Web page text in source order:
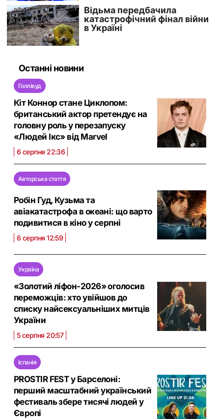
Останні новини
Голлівуд
Кіт Коннор стане Циклопом:
британський актор претендує на
головну роль у перезапуску
«Людей Ікс» від Marvel
6 серпня 22:36
Авторська стаття
Робін Гуд, Кузьма та
авіакатастрофа в океані: що варто
подивитися в кіно у серпні
6 серпня 12:59
Україна
«Золотий ліфон-2026» оголосив
переможців: хто увійшов до
списку найсексуальніших митців
України
5 серпня 20:57
Іспанія
PROSTIR FEST у Барселоні:
перший масштабний український
фестиваль збере тисячі людей у
Європі